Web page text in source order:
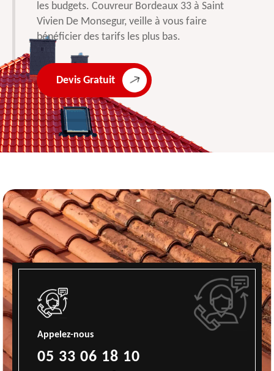
les budgets. Couvreur Bordeaux 33 à Saint
Vivien De Monsegur, veille à vous faire
bénéficier des tarifs les plus bas.
Devis Gratuit
Appelez-nous
05 33 06 18 10